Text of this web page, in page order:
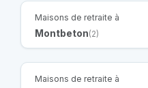
Maisons de retraite à
Montbeton(2)
Maisons de retraite à